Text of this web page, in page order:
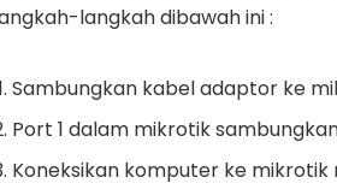
langkah dibawah ini :
Sambungkan kabel adaptor ke
Port 1 dalam mikrotik
Koneksikan komputer ke mikrotik